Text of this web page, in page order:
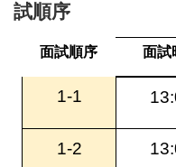
試順序
面試順序 面試
1-1
1-2